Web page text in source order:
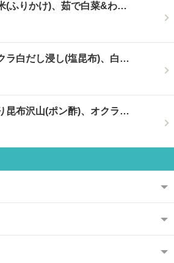
(ふりかけ)、茹で白菜&わ…
ラ白だし浸し(塩昆布)、白…
昆布沢山(ポン酢)、オクラ…